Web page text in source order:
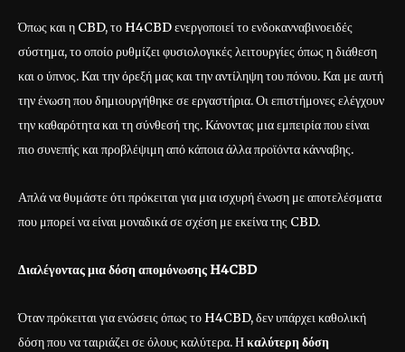
Όπως και η CBD, το H4CBD ενεργοποιεί το ενδοκανναβινοειδές
σύστημα, το οποίο ρυθμίζει φυσιολογικές λειτουργίες όπως η διάθεση
και ο ύπνος. Και την όρεξή μας και την αντίληψη του πόνου. Και με αυτή
την ένωση που δημιουργήθηκε σε εργαστήρια. Οι επιστήμονες ελέγχουν
την καθαρότητα και τη σύνθεσή της. Κάνοντας μια εμπειρία που είναι
πιο συνεπής και προβλέψιμη από κάποια άλλα προϊόντα κάνναβης.
Απλά να θυμάστε ότι πρόκειται για μια ισχυρή ένωση με αποτελέσματα
που μπορεί να είναι μοναδικά σε σχέση με εκείνα της CBD.
Διαλέγοντας μια δόση απομόνωσης H4CBD
Όταν πρόκειται για ενώσεις όπως το H4CBD, δεν υπάρχει καθολική
δόση που να ταιριάζει σε όλους καλύτερα. Ηκαλύτερη δόση